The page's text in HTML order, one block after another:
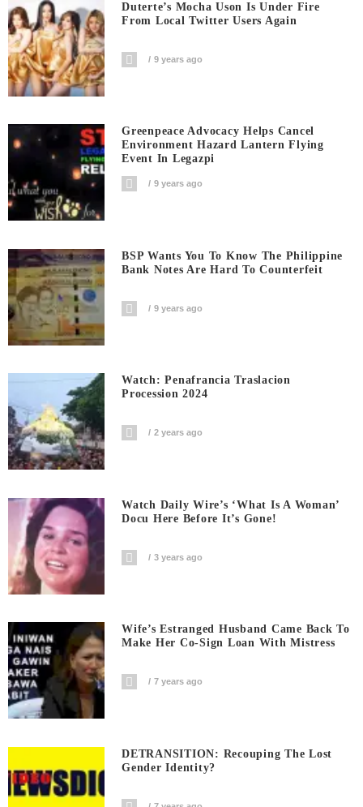
Duterte’s Mocha Uson Is Under Fire
From Local Twitter Users Again
9 years ago
Greenpeace Advocacy Helps Cancel
Environment Hazard Lantern Flying
Event In Legazpi
9 years ago
BSP Wants You To Know The Philippine
Bank Notes Are Hard To Counterfeit
9 years ago
Watch: Penafrancia Traslacion
Procession 2024
2 years ago
Watch Daily Wire’s ‘What Is A Woman’
Docu Here Before It’s Gone!
3 years ago
Wife’s Estranged Husband Came Back To
Make Her Co-Sign Loan With Mistress
7 years ago
DETRANSITION: Recouping The Lost
Gender Identity?